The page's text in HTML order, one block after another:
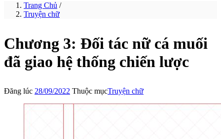
Trang Chủ /
Truyện chữ
Chương 3: Đối tác nữ cá muối
đã giao hệ thống chiến lược
Đăng lúc 28/09/2022 Thuộc mụcTruyện chữ